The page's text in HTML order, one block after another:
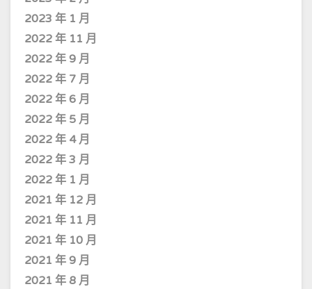
2023 年 1 月
2022 年 11 月
2022 年 9 月
2022 年 7 月
2022 年 6 月
2022 年 5 月
2022 年 4 月
2022 年 3 月
2022 年 1 月
2021 年 12 月
2021 年 11 月
2021 年 10 月
2021 年 9 月
2021 年 8 月